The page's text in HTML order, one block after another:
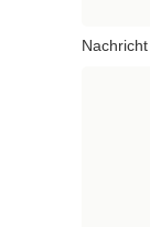
Nachricht